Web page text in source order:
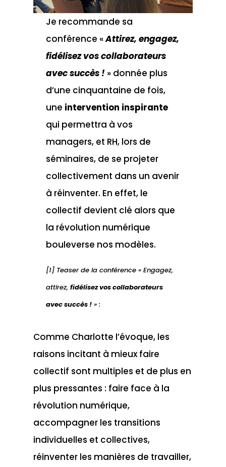
Je recommande sa
conférence «Attirez, engagez,
fidélisez vos collaborateurs
avec succès ! » donnée plus
d’une cinquantaine de fois,
une intervention inspirante
qui permettra à vos
managers, et RH, lors de
séminaires, de se projeter
collectivement dans un avenir
à réinventer. En effet, le
collectif devient clé alors que
la révolution numérique
bouleverse nos modèles.
[1] Teaser de la conférence « Engagez,
attirez, fidélisez vos collaborateurs
avec succès !» :
Comme Charlotte l’évoque, les
raisons incitant à mieux faire
collectif sont multiples et de plus en
plus pressantes : faire face à la
révolution numérique,
accompagner les transitions
individuelles et collectives,
réinventer les manières de travailler,